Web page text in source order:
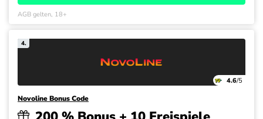
AGB gelten, 18+
4.
4.6/5
Novoline Bonus Code